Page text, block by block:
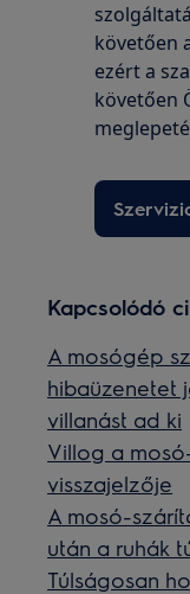
követően
ezért a
követően
Kapcsolódó
A mosógép
hibaüzenetet
villanást ad ki
Villog a
visszajelzője
A mosó-
után a ruhák
Túlságosan